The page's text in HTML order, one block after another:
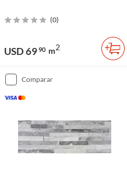
(0)
USD 6990 m2
comparar